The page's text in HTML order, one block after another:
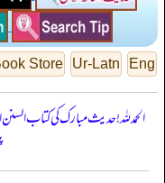
Eng
Ur-Latn
Store
الحمدللہ! حدیث مبارک کی کتاب